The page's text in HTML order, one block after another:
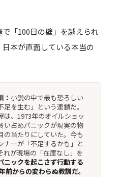
「100日の壁」を越えられ
本が直面している本当の
：小説の中で最も恐ろしい
を生む」という連鎖だ。
は、1973年のオイルショッ
い占めパニックが現実の物
の当たりにしていた。今も
ナーが「不足するかも」と
れが現場の「在庫なし」を
ニックを起こさず行動する
からの変わらぬ教訓だ。